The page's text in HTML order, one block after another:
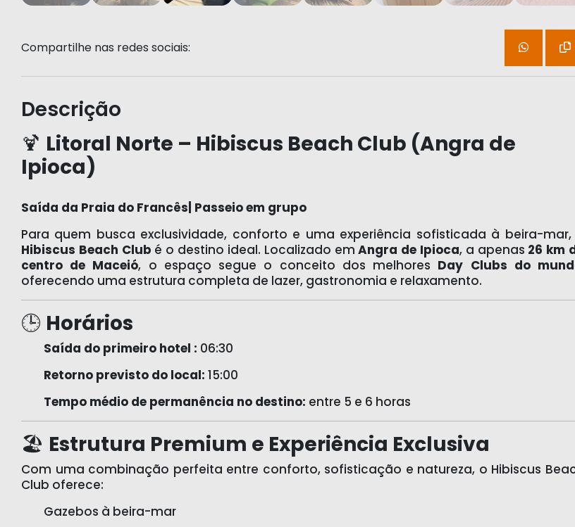
Compartilhe nas redes sociais:
Descrição
🍹 Litoral Norte – Hibiscus Beach Club (Angra de
Ipioca)
Saída da Praia do Francês| Passeio em grupo
Para quem busca exclusividade, conforto e uma experiência sofisticada à beira-mar,
Hibiscus Beach Club é o destino ideal. Localizado emAngra de Ipioca, a apenas 26 km
centro de Maceió, o espaço segue o conceito dos melhores Day Clubs do
oferecendo uma estrutura completa de lazer, gastronomia e relaxamento.
🕒 Horários
Saída do primeiro hotel : 06:30
Retorno previsto do local: 15:00
Tempo médio de permanência no destino: entre 5 e 6 horas
🏖️ Estrutura Premium e Experiência Exclusiva
Com uma combinação perfeita entre conforto, sofisticação e natureza, o Hibiscus
Club oferece:
Gazebos à beira-mar